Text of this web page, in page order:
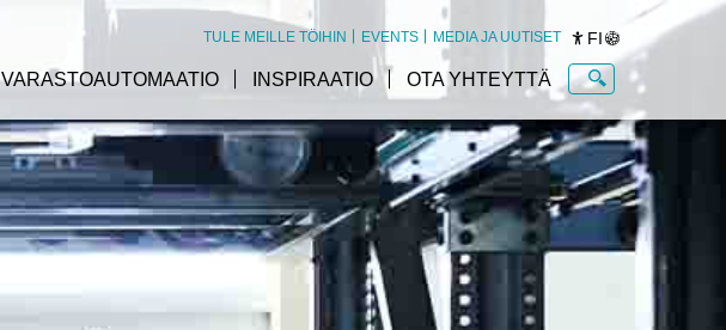
TULE MEILLE TÖIHIN EVENTS MEDIA JA UUTISET FI
VARASTOAUTOMAATIO INSPIRAATIO OTA YHTEYTTÄ